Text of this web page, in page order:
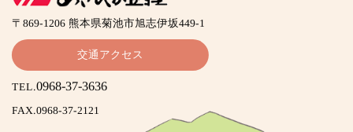
〒869-1206 熊本県菊池市旭志伊坂449-1
交通アクセス
TEL.0968-37-3636
FAX.0968-37-2121